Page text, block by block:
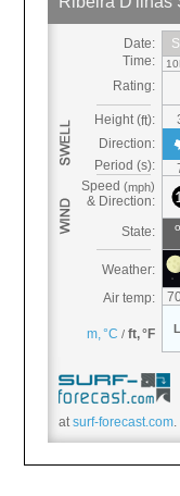
atsurf-forecast.com.